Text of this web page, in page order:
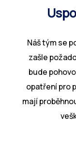
Náš tým se
zašle
bude
opatření pro
mají